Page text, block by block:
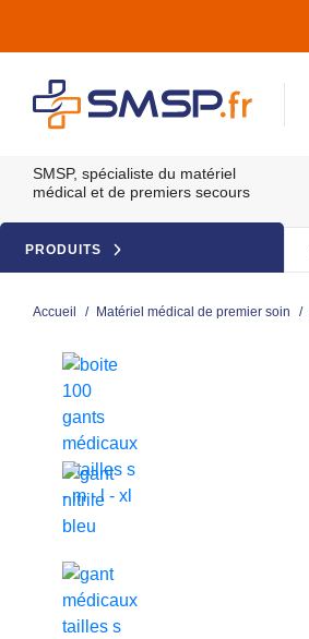
SMSP, spécialiste du matériel
médical et de premiers secours
PRODUITS
Accueil / Matériel médical de premier soin /